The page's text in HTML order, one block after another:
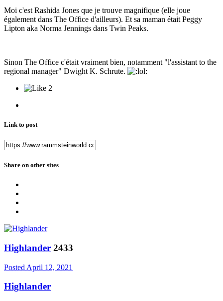
Moi c'est Rashida Jones que je trouve magnifique (elle joue
également dans The Office d'ailleurs). Et sa maman était Peggy
Lipton aka Norma Jennings dans Twin Peaks.
Sinon The Office c'était vraiment bien, notamment "l'assistant to the
regional manager" Dwight K. Schrute.
2
Link to post
Share on other sites
Highlander 2433
Posted April 12, 2021
Highlander